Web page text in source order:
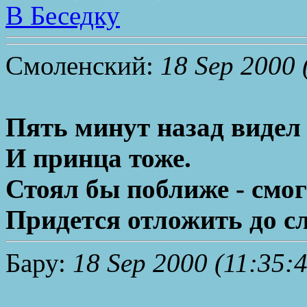
В Беседку
Смоленский: 18 Sep
Пять минут назад
И принца тоже.
Стоял бы поближе -
Придется отложить до
Бару: 18 Sep 2000